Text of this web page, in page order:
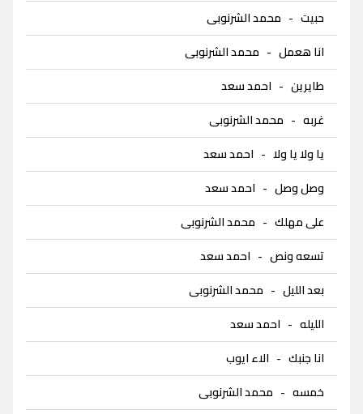
حبيت - محمد الشرنوبى
انا هعمل - محمد الشرنوبى
طايرين - احمد سعد
غربه - محمد الشرنوبى
يا ولا يا ولا - احمد سعد
وصل وصل - احمد سعد
على مهلك - محمد الشرنوبى
تسعه ونص - احمد سعد
بعد الليل - محمد الشرنوبى
الليله - احمد سعد
انا جنبك - الاء ايوب
خمسه - محمد الشرنوبى